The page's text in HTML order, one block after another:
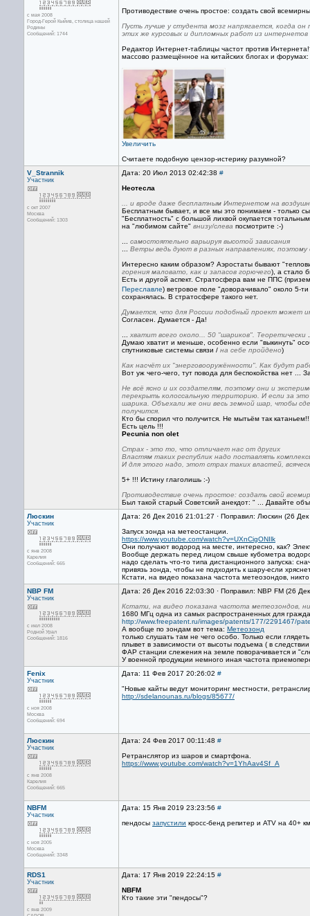
с мая 2008
Город-Герой Кыйив, столица нашей
Родины
Сообщений: 1744
Противодествие очень простое: создать свой
Пусть лучше у студента мозг напрягается, когда
этих же курсовых и дипломных работ из интернетов
Редактор Интернет-таблицы частот против
массово размещённое на китайских блогах и форумах:
Увеличить
Считаете подобную цензор-истерику разумной?
V_Strannik
Участник
с окт 2007
Москва
Сообщений: 1303
Дата: 20 Июл 2013 02:42:38 #
Неотесла
... и вроде даже бесплатным Интернетом на
Бесплатным бывает, и все мы это понимаем - только
"Бесплатность" с большой лихвой окупается
на "любимом сайте" внизу/слева посмотрите :-)
самостоятельно варьируя высотой зависания
Ветры ведь дуют в разных направлениях,
Интересно каким образом? Аэростаты бывают
горения маловато, как и запасов горючего), а стало
Есть и другой аспект. Стратосфера вам не ППС
Переславле) ветровое поле "доворачивало" около 5-
сохранялась. В стратосфере такого нет.
Думается, что для России подобный проект может
Согласен. Думается - Да!
... хватит всего около... 50 "шариков". Теоретически
Думаю хватит и меньше, особенно если "выкинуть"
спутниковые системы связи / на себе пройдено)
Как насчёт их "энерговооружённости". Как будут
Вот уж чего-чего, тут повода для беспокойства нет ...
Не всё ясно и их создателям, поэтому они и
перекрыть колоссальную территорию. И если за
шарика. Объехали же они весь земной шар, чтобы
получится.
Кто бы спорил что получится. Не мытьём так
Есть цель !!!
Pecunia non olet
Страх - это то, что отличает нас от других
Властям таких республик надо поставлять
И для этого надо, этот страх таких властей,
5+ !!! Истину глаголишь :-)
Противодествие очень простое: создать свой
Был такой старый Советский анекдот: " ... Давайте
Люскин
Участник
с янв 2008
Карелия
Сообщений: 665
Дата: 26 Дек 2016 21:01:27 · Поправил: Люскин (26
Запуск зонда на метеостанции.
https://www.youtube.com/watch?v=UXnCigONIlk
Они получают водород на месте, интересно, как?
Вообще держать перед лицом свыше кубометра
надо сделать что-то типа дистанционного запуска:
привязь зонда, чтобы не подходить к шару-если
Кстати, на видео показана частота метеозондов,
NBP FM
Участник
с июл 2008
Родной Урал
Сообщений: 1816
Дата: 26 Дек 2016 22:03:30 · Поправил: NBP FM (26
Кстати, на видео показана частота метеозондов,
1680 МГц одна из самых распространенных для
http://www.freepatent.ru/images/patents/177/2291467/
А вообще по зондам вот тема: Метеозонд
только слушать там не чего особо. Только если
плывет в зависимости от высоты подъема ( в
ФАР станции слежения на земле поворачивается и
У военной продукции немного иная частота
Fenix
Участник
с ноя 2008
Москва
Сообщений: 694
Дата: 11 Фев 2017 20:26:02 #
"Новые кайты ведут мониторинг местности,
http://sdelanounas.ru/blogs/85677/
Люскин
Участник
с янв 2008
Карелия
Сообщений: 665
Дата: 24 Фев 2017 00:11:48 #
Ретранслятор из шаров и смартфона.
https://www.youtube.com/watch?v=1YhAav4Sf_A
NBFM
Участник
с ноя 2005
Москва
Сообщений: 3348
Дата: 15 Янв 2019 23:23:56 #
пендосы запустили кросс-бенд репитер и ATV на 40+
RDS1
Участник
с янв 2009
Дата: 17 Янв 2019 22:24:15 #
NBFM
Кто такие эти "пендосы"?